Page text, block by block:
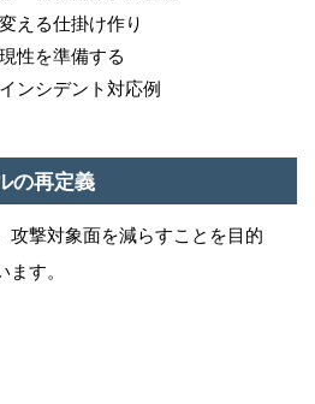
える仕掛け作り
性を準備する
ンシデント対応例
の再定義
攻撃対象面を減らすことを目的
す。